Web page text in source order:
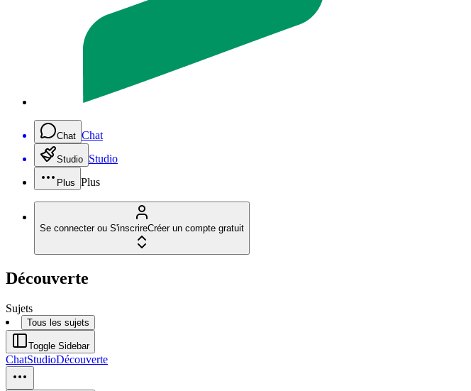
Chat Chat
Studio Studio
Plus Plus
Se connecter ou S'inscrireCréer un compte gratuit
Découverte
Sujets
Tous les sujets
Toggle Sidebar
ChatStudioDécouverte